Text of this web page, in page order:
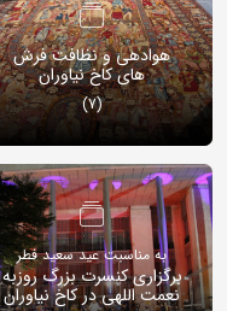
هوادهی و نظافت فرش
های کاخ نیاوران
(7)
به مناسبت عید سعید فطر
برگزاری کنسرت بزرگ روزبه
نعمت اللهی در کاخ نیاوران